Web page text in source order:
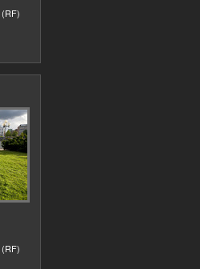
(RF)
(RF)